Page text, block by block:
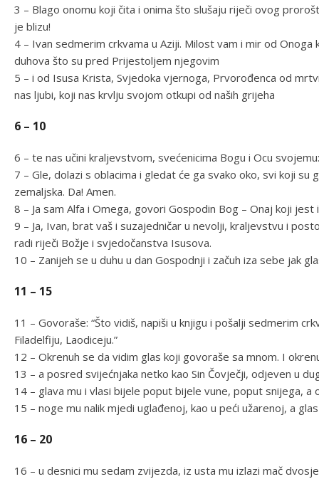
3 – Blago onomu koji čita i onima što slušaju riječi ovog
je blizu!
4 – Ivan sedmerim crkvama u Aziji. Milost vam i mir od
duhova što su pred Prijestoljem njegovim
5 – i od Isusa Krista, Svjedoka vjernoga, Prvorođenca od
nas ljubi, koji nas krvlju svojom otkupi od naših grijeha
6 – 10
6 – te nas učini kraljevstvom, svećenicima Bogu i Ocu
7 – Gle, dolazi s oblacima i gledat će ga svako oko, svi koji su
zemaljska. Da! Amen.
8 – Ja sam Alfa i Omega, govori Gospodin Bog – Onaj koji jest
9 – Ja, Ivan, brat vaš i suzajedničar u nevolji, kraljevstvu i
radi riječi Božje i svjedočanstva Isusova.
10 – Zanijeh se u duhu u dan Gospodnji i začuh iza sebe jak
11 – 15
11 – Govoraše: “Što vidiš, napiši u knjigu i pošalji sedmerim
Filadelfiju, Laodiceju.”
12 – Okrenuh se da vidim glas koji govoraše sa mnom. I
13 – a posred svijećnjaka netko kao Sin Čovječji, odjeven u
14 – glava mu i vlasi bijele poput bijele vune, poput snijega, a
15 – noge mu nalik mjedi uglađenoj, kao u peći užarenoj, a
16 – 20
16 – u desnici mu sedam zvijezda, iz usta mu izlazi mač